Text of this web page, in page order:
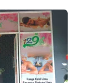
Forum PAUD Jatim
Komitmen Bersama 6
dan Deklarasikan 8
Nyata di Gedung Hayam
Wuruk